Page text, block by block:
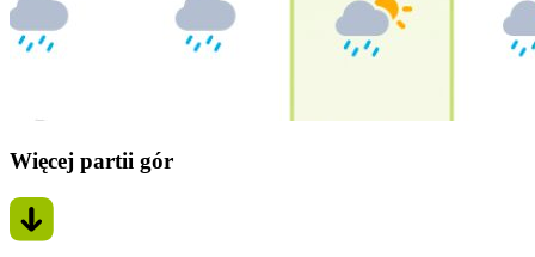
Więcej partii gór